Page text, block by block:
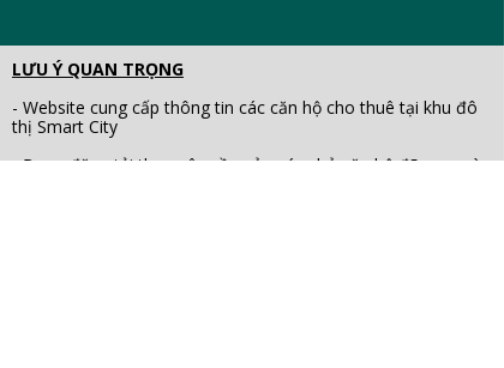
LƯU Ý QUAN TRỌNG
- Website cung cấp thông tin các căn hộ cho thuê tại khu đô
thị Smart City
- Được đăng tải theo yêu cầu của các chủ căn hộ đã mua và